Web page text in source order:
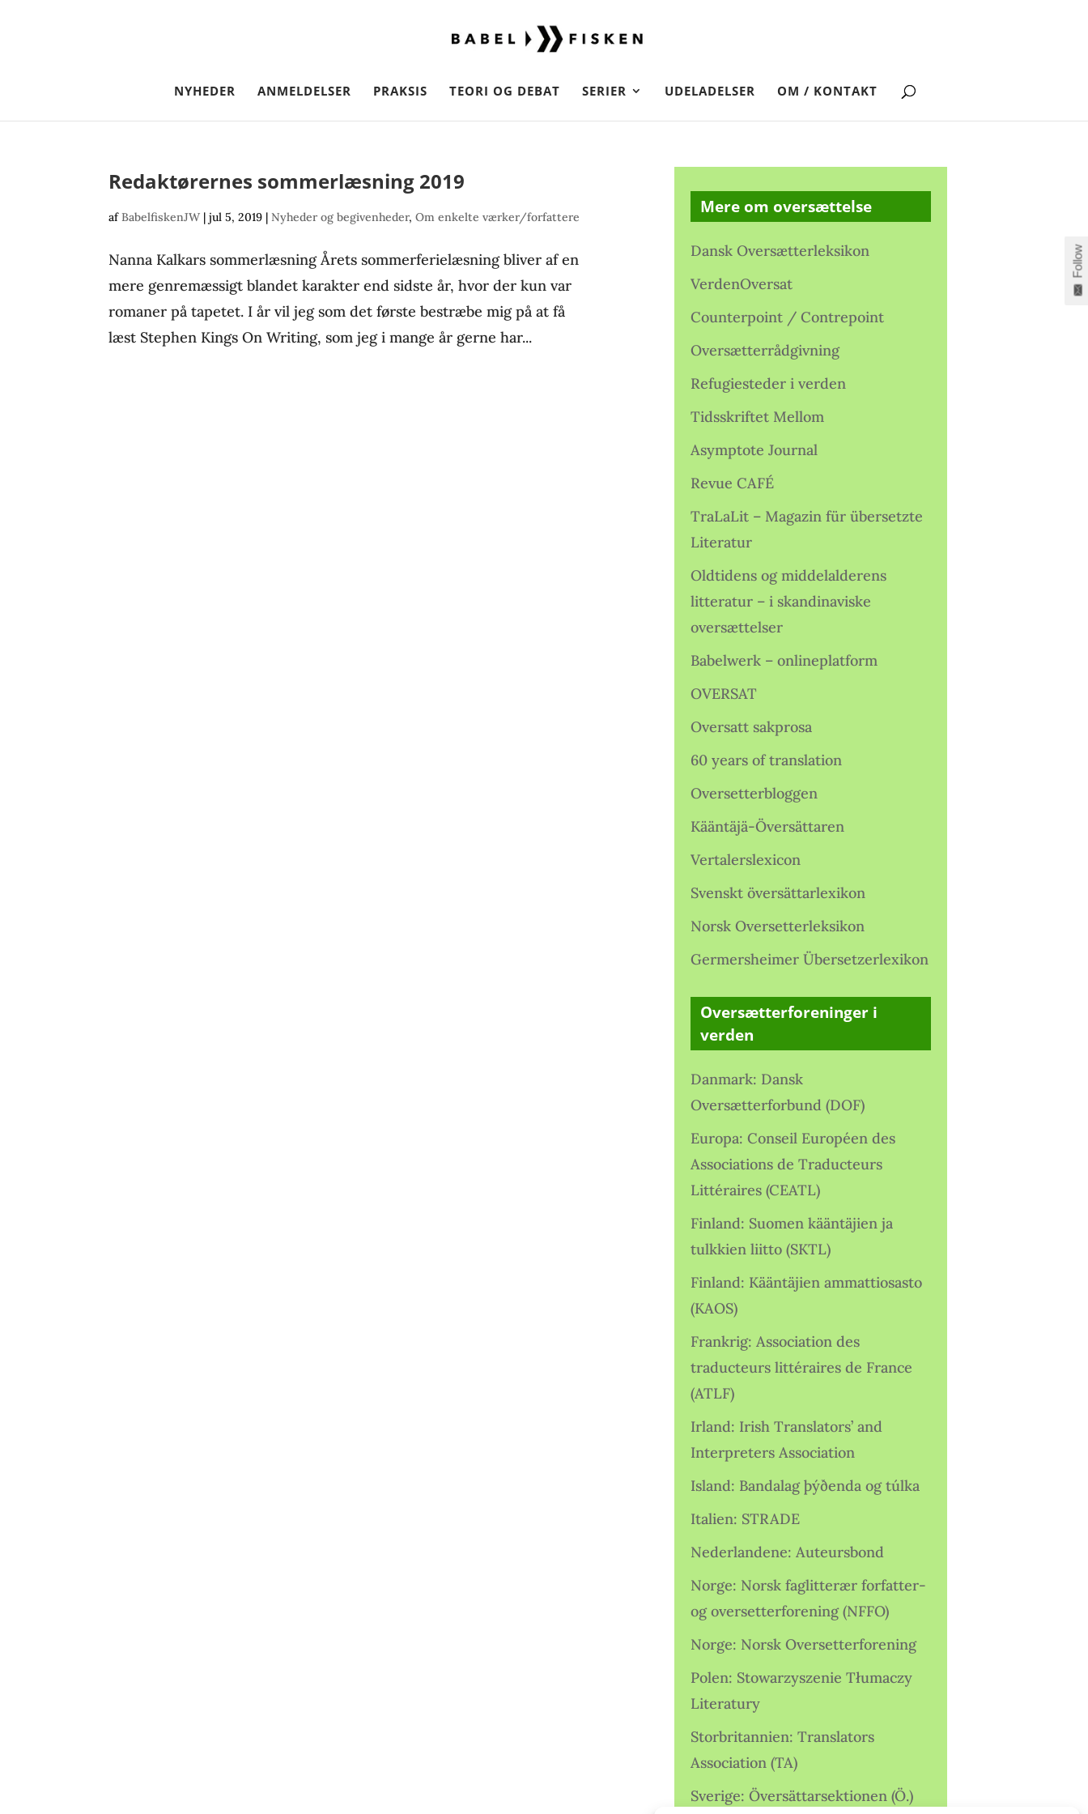
NYHEDER ANMELDELSER PRAKSIS TEORI OG DEBAT SERIER UDELADELSER OM / KONTAKT
Redaktørernes sommerlæsning 2019
afBabelfiskenJW |jul 5, 2019 |Nyheder og begivenheder,Om enkelte værker/forfattere
Nanna Kalkars sommerlæsning Årets sommerferielæsning bliver af en
mere genremæssigt blandet karakter end sidste år, hvor der kun var
romaner på tapetet. I år vil jeg som det første bestræbe mig på at få
læst Stephen Kings On Writing, som jeg i mange år gerne har...
Mere om oversættelse
Dansk Oversætterleksikon
VerdenOversat
Counterpoint / Contrepoint
Oversætterrådgivning
Refugiesteder i verden
Tidsskriftet Mellom
Asymptote Journal
Revue CAFÉ
TraLaLit – Magazin für übersetzte
Literatur
Oldtidens og middelalderens
litteratur – i skandinaviske
oversættelser
Babelwerk – onlineplatform
OVERSAT
Oversatt sakprosa
60 years of translation
Oversetterbloggen
Kääntäjä-Översättaren
Vertalerslexicon
Svenskt översättarlexikon
Norsk Oversetterleksikon
Germersheimer Übersetzerlexikon
Oversætterforeninger i
verden
Danmark: Dansk
Oversætterforbund (DOF)
Europa: Conseil Européen des
Associations de Traducteurs
Littéraires (CEATL)
Finland: Suomen kääntäjien ja
tulkkien liitto (SKTL)
Finland: Kääntäjien ammattiosasto
(KAOS)
Frankrig: Association des
traducteurs littéraires de France
(ATLF)
Irland: Irish Translators’ and
Interpreters Association
Island: Bandalag þýðenda og túlka
Italien: STRADE
Nederlandene: Auteursbond
Norge: Norsk faglitterær forfatter-
og oversetterforening (NFFO)
Norge: Norsk Oversetterforening
Polen: Stowarzyszenie Tłumaczy
Literatury
Storbritannien: Translators
Association (TA)
Sverige: Översättarsektionen (Ö.)
Follow